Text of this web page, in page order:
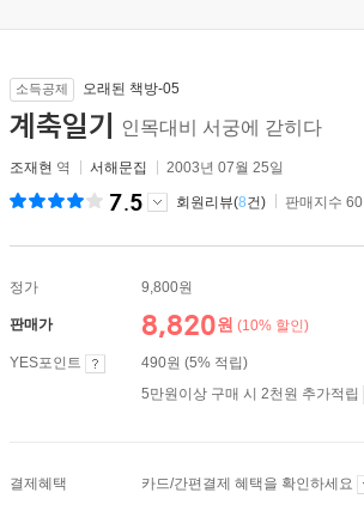
소득공제 오래된 책방-05
계축일기 인목대비 서궁에 갇히다
조재현 역 서해문집 2003년 07월 25일
7.5 회원리뷰(8건) 판매지수 60
정가 9,800원
판매가 8,820원 (10% 할인)
YES포인트
490원 (5% 적립)
5만원이상 구매 시 2천원 추가적립
결제혜택 카드/간편결제 혜택을 확인하세요